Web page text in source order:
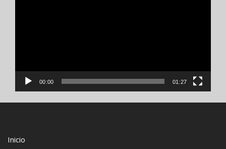
00:00 01:27
Inicio